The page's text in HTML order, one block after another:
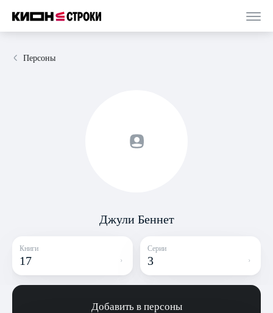
Персоны
Джули Беннет
Книги
17
Серии
3
Добавить в персоны